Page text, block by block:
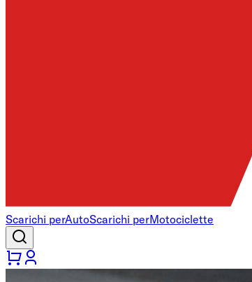
Scarichi perAutoScarichi perMotociclette